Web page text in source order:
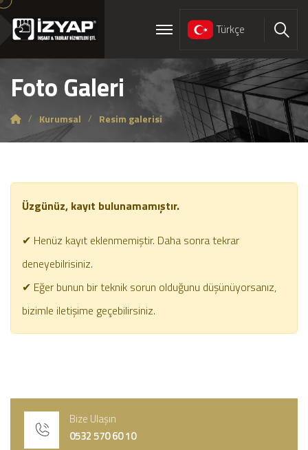
Türkçe Ara
Foto Galeri
Kurumsal Resim galerisi
Üzgünüz, kayıt bulunamamıştır.
✔ Henüz kayıt eklenmemiştir. Daha sonra tekrar
deneyebilrisiniz.
✔ Eğer bunun bir teknik sorun olduğunu düşünüyorsanız,
bizimle iletişime geçebilirsiniz.
Bize Ulaşın
0532 570 60 10